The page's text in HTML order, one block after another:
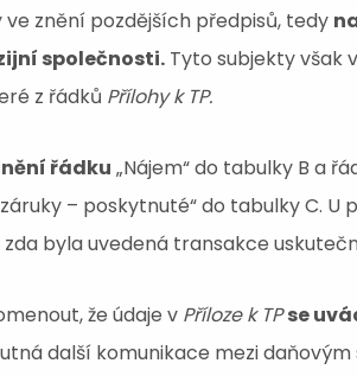
znění pozdějších předpisů, tedy
společnosti. Tyto subjekty však
z řádků Přílohy k TP.
řádku „Nájem“ do tabulky B a
– poskytnuté“ do tabulky C.
byla uvedená transakce
že údaje v Příloze k TP se
další komunikace mezi